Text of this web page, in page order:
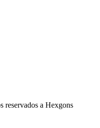
reservados a Hexgons